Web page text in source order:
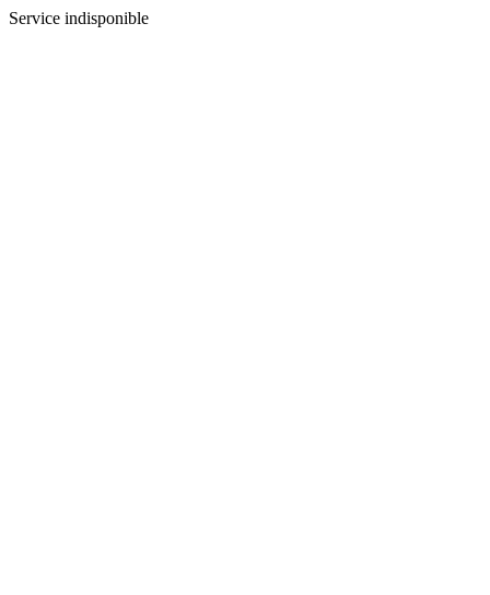
Service indisponible